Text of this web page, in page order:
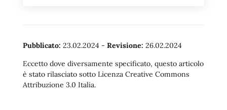
Pubblicato: 23.02.2024 - Revisione: 26.02.2024
Eccetto dove diversamente specificato, questo articolo
è stato rilasciato sotto Licenza Creative Commons
Attribuzione 3.0 Italia.